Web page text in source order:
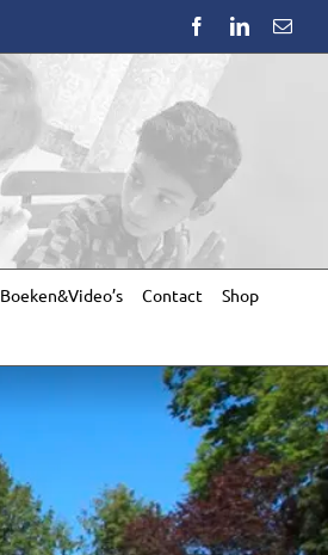
FacebookLinkedIn
Boeken&Video’s Contact Shop